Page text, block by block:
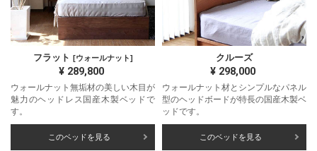
フラット [ウォールナット]
¥ 289,800
ウォールナット無垢材の美しい木目が
魅力のヘッドレス国産木製ベッドで
す。
このベッドを見る
クルーズ
¥ 298,000
ウォールナット材とシンプルなパネル
型のヘッドボードが特長の国産木製ベ
ッドです。
このベッドを見る